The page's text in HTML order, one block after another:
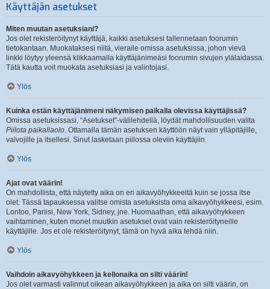
Käyttäjän asetukset
Miten muutan asetuksiani?
Jos olet rekisteröitynyt käyttäjä, kaikki asetuksesi tallennetaan foorumin
tietokantaan. Muokataksesi niitä, vieraile omissa asetuksissa, johon vievä
linkki löytyy yleensä klikkaamalla käyttäjänimeäsi foorumin sivujen ylälaidassa.
Tätä kautta voit muokata asetuksiasi ja valintojasi.
Ylös
Kuinka estän käyttäjänimeni näkymisen paikalla olevissa käyttäjissä?
Omissa asetuksissasi, “Asetukset”-välilehdellä, löydät mahdollisuuden valita
Piilota paikallaolo. Ottamalla tämän asetuksen käyttöön näyt vain ylläpitäjille,
valvojille ja itsellesi. Sinut lasketaan piilossa oleviin käyttäjiin.
Ylös
Ajat ovat väärin!
On mahdollista, että näytetty aika on eri aikavyöhykkeeltä kuin se jossa itse
olet. Tässä tapauksessa valitse omista asetuksista oma aikavyöhykkeesi, esim.
Lontoo, Pariisi, New York, Sidney, jne. Huomaathan, että aikavyöhykkeen
vaihtaminen, kuten monet muutkin asetukset ovat vain rekisteröityneille
käyttäjille. Jos et ole rekisteröitynyt, tämä on hyvä aika tehdä niin.
Ylös
Vaihdoin aikavyöhykkeen ja kellonaika on silti väärin!
Jos olet varmasti valinnut oikean aikavyöhykkeen ja aika on silti väärin, on